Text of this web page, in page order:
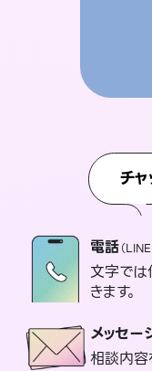
チ
電話（
文字では
きます。
メッセー
相談内容